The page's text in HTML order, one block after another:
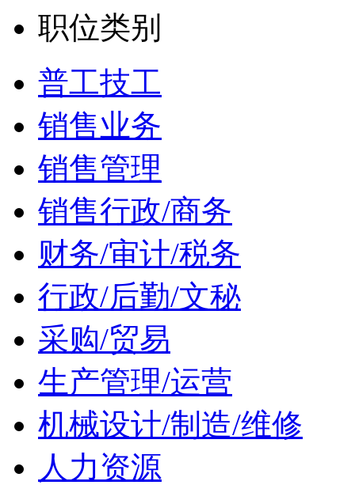
职位类别
普工技工
销售业务
销售管理
销售行政/商务
财务/审计/税务
行政/后勤/文秘
采购/贸易
生产管理/运营
机械设计/制造/维修
人力资源